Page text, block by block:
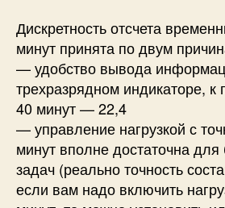
Дискретность отсчета
минут принята по двум
— удобство вывода
трехразрядном индикаторе, к
40 минут — 22,4
— управление нагрузкой с
минут вполне достаточна
задач (реально точность
если вам надо включить